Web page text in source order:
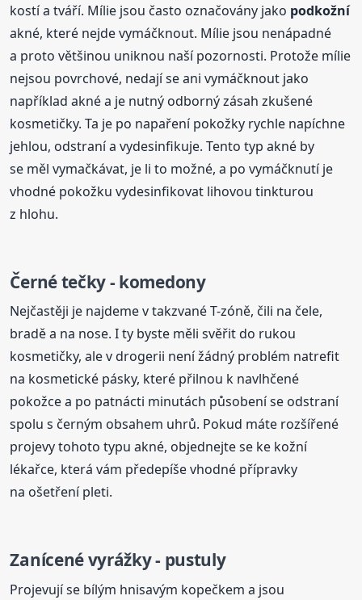
kostí a tváří. Mílie jsou často označovány jako podkožní
akné, které nejde vymáčknout. Mílie jsou nenápadné
a proto většinou uniknou naší pozornosti. Protože mílie
nejsou povrchové, nedají se ani vymáčknout jako
například akné a je nutný odborný zásah zkušené
kosmetičky. Ta je po napaření pokožky rychle napíchne
jehlou, odstraní a vydesinfikuje. Tento typ akné by
se měl vymačkávat, je li to možné, a po vymáčknutí je
vhodné pokožku vydesinfikovat lihovou tinkturou
z hlohu.
Černé tečky - komedony
Nejčastěji je najdeme v takzvané T-zóně, čili na čele,
bradě a na nose. I ty byste měli svěřit do rukou
kosmetičky, ale v drogerii není žádný problém natrefit
na kosmetické pásky, které přilnou k navlhčené
pokožce a po patnácti minutách působení se odstraní
spolu s černým obsahem uhrů. Pokud máte rozšířené
projevy tohoto typu akné, objednejte se ke kožní
lékařce, která vám předepíše vhodné přípravky
na ošetření pleti.
Zanícené vyrážky - pustuly
Projevují se bílým hnisavým kopečkem a jsou